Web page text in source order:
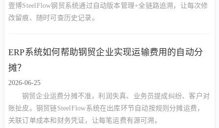
壹博SteelFlow钢贸系统通过自动版本管理+全链路追溯，让每次修
改留痕、随时可查历史记录。
ERP系统如何帮助钢贸企业实现运输费用的自动分
摊？
2026-06-25
钢贸企业运费分摊不准，利润失真、业务员提成纠纷、客户对
账扯皮。钢贸链SteelFlow系统在出库环节自动按规则分摊运费，
关联订单成本和财务凭证，让每笔运费有源可溯。